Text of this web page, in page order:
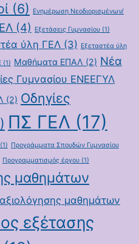
(6) Ενημέρωση Νεοδιορισμένων/
(4) Εξετάσεις Γυμνασίου(1)
ύλη ΓΕΛ(3) Εξεταστέα ύλη
(1) Μαθήματα ΕΠΑΛ (2) Νέα
Γυμνασίου ΕΝΕΕΓΥΛ
(2) Οδηγίες
ΠΣ ΓΕΛ (17)
(1) Προγράμματα Σπουδών Γυμνασίου
Προγραμματισμός έργου(1)
μαθημάτων
μαθημάτων
εξέτασης